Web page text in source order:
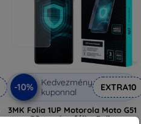
-10%
Kedvezmény
kuponnal
EXTRA10
3MK Folia 1UP Motorola Moto G51
5G gaming fólia, 3 db.